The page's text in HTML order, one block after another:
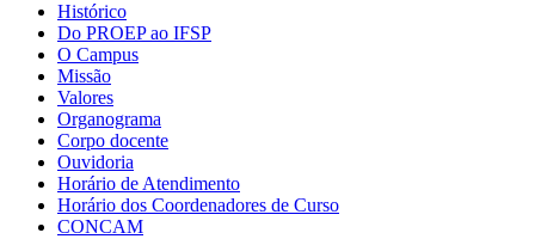
Histórico
Do PROEP ao IFSP
O Campus
Missão
Valores
Organograma
Corpo docente
Ouvidoria
Horário de Atendimento
Horário dos Coordenadores de Curso
CONCAM